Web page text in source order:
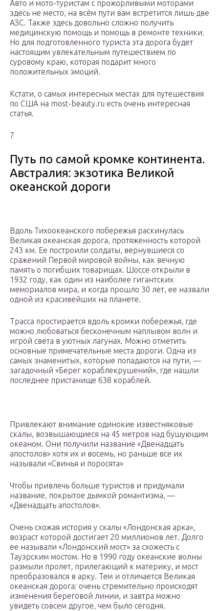
Авто и мото-туристам с прожорливыми моторами
здесь не место, на всём пути вам встретится лишь две
АЗС. Также здесь довольно сложно получить
медицинскую помощь и помощь в ремонте техники.
Но для подготовленного туриста эта дорога будет
настоящим увлекательным путешествием по
суровому краю, которая подарит много
положительных эмоций.
Кстати, о самых интересных местах для путешествия
по США на most-beauty.ru есть очень интересная
статья.
7
Путь по самой кромке континента.
Австралия: экзотика Великой
океанской дороги
Вдоль Тихоокеанского побережья раскинулась
Великая океанская дорога, протяженность которой
243 км. Ее построили солдаты, вернувшиеся со
сражений Первой мировой войны, как вечную
память о погибших товарищах. Шоссе открыли в
1932 году, как один из наиболее гигантских
мемориалов мира, и когда прошло 30 лет, ее назвали
одной из красивейших на планете.
Трасса простирается вдоль кромки побережья, где
можно любоваться бесконечным наплывом волн и
игрой света в уютных лагунах. Можно отметить
основные примечательные места дороги. Одна из
самых знаменитых, которые попадаются на пути, —
загадочный «Берег кораблекрушений», где нашли
последнее пристанище 638 кораблей.
Привлекают внимание одинокие известняковые
скалы, возвышающиеся на 45 метров над бушующим
океаном. Они получили название «Двенадцать
апостолов» хотя их и восемь, но раньше все их
называли «Свинья и поросята»
Чтобы привлечь больше туристов и придумали
название, покрытое дымкой романтизма, —
«Двенадцать апостолов».
Очень схожая история у скалы «Лондонская арка»,
возраст которой достигает 20 миллионов лет. Долго
ее называли «Лондонский мост» за схожесть с
Тауэрским мостом. Но в 1990 году океанские волны
размыли пролет, прилегающий к материку, и мост
преобразовался в арку. Тем и отличается Великая
океанская дорога: очень стремительно происходят
изменения береговой линии, и завтра можно
увидеть совсем другое, чем было сегодня.